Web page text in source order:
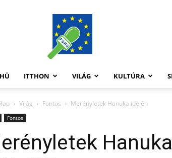
FüHü
ITTHON VILÁG KULTÚRA
Világ Fontos Merényletek Hanuka idején
Fontos